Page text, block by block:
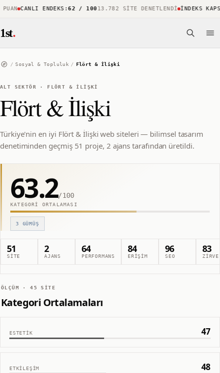
CANLI ENDEKS:62 / 10013.782 SITE DENETLENDI İNDEKS
1st.
/ Sosyal & Topluluk / Flört & İlişki
ALT SEKTÖR · FLÖRT & İLIŞKI
Flört & İlişki
Türkiye'nin en iyi Flört & İlişki web siteleri — bilimsel tasarım
denetiminden geçmiş 51 proje, 2 ajans tarafından üretildi.
63.2/100
KATEGORI ORTALAMASI
3 GÜMÜŞ
51
SITE
2
AJANS
64
PERFORMANS
84
ERIŞIM
96
SEO
83
ZIRVE
ÖLÇÜM ·45 SITE
Kategori Ortalamaları
ESTETIK 47
ETKILEŞIM 48